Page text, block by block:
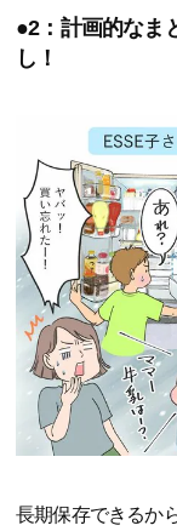
●2：計画的なま
し！
長期保存できるか